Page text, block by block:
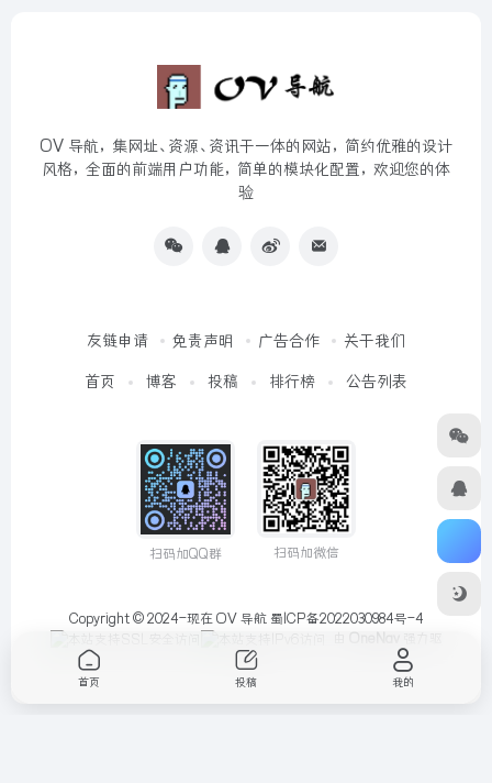
OV 导航，集网址、资源、资讯于一体的网站，简约优雅的设计
风格，全面的前端用户功能，简单的模块化配置，欢迎您的体
验
友链申请 免责声明 广告合作 关于我们
首页 博客 投稿 排行榜 公告列表
扫码加QQ群 扫码加微信
Copyright © 2024-现在 OV 导航 蜀ICP备2022030984号-4
动
首页 投稿 我的